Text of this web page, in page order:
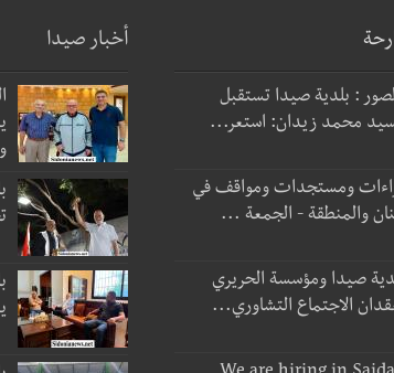
: بلدية صيدا تستقبل
محمد زيدان: استعر...
ومستجدات ومواقف في
والمنطقة - الجمعة ...
صيدا ومؤسسة الحريري
الاجتماع التشاوري...
أخبار صيدا